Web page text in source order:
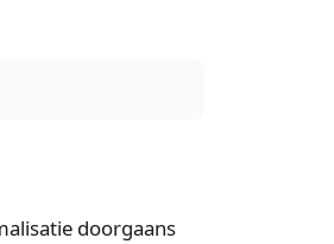
doorgaans